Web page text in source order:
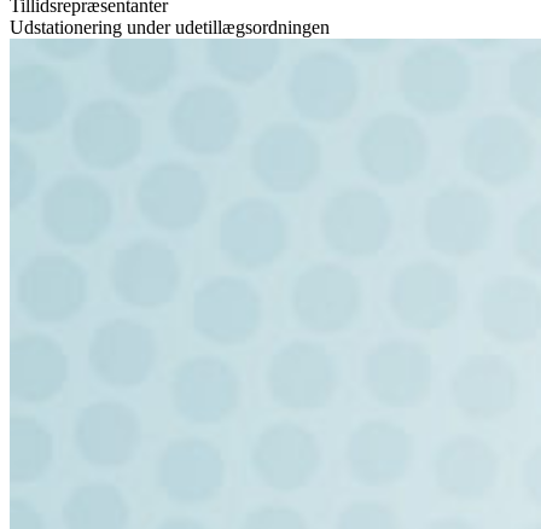
Tillidsrepræsentanter
Udstationering under udetillægsordningen